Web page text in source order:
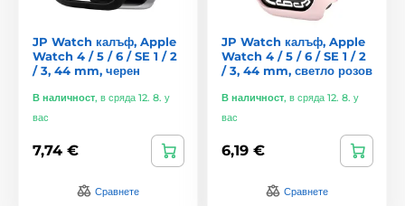
JP Watch калъф, Apple
Watch 4 / 5 / 6 / SE 1 / 2
/ 3, 44 mm, черен
В наличност, в сряда 12. 8. у
вас
7,74 €
Сравнете
JP Watch калъф, Apple
Watch 4 / 5 / 6 / SE 1 / 2
/ 3, 44 mm, светло розов
В наличност, в сряда 12. 8. у
вас
6,19 €
Сравнете